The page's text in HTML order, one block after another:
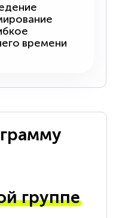
времени
группе